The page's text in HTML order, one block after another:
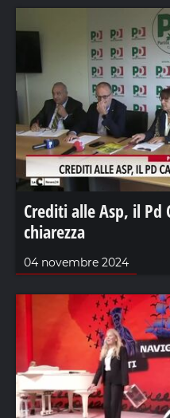
Crediti alle Asp, il Pd
chiarezza
04 novembre 2024